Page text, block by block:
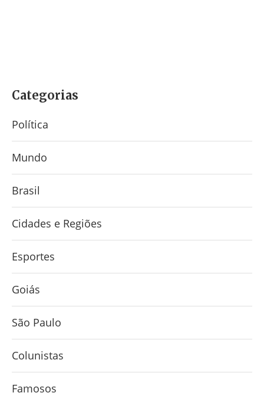
Categorias
Política
Mundo
Brasil
Cidades e Regiões
Esportes
Goiás
São Paulo
Colunistas
Famosos